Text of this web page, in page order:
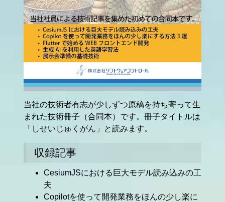
当社の技術者有志が少しずつ原稿を持ち寄って生
まれた技術冊子（合同本）です。冊子タイトルは
「しせいじゅくがん」と読みます。
収録記事
CesiumJSにおける巨大モデル読み込みの工
夫
Copilotを使って開発業務をほんの少し楽に